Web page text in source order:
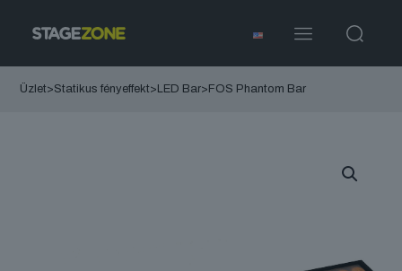
Üzlet>Statikus fényeffekt> LED Bar> FOS Phantom Bar